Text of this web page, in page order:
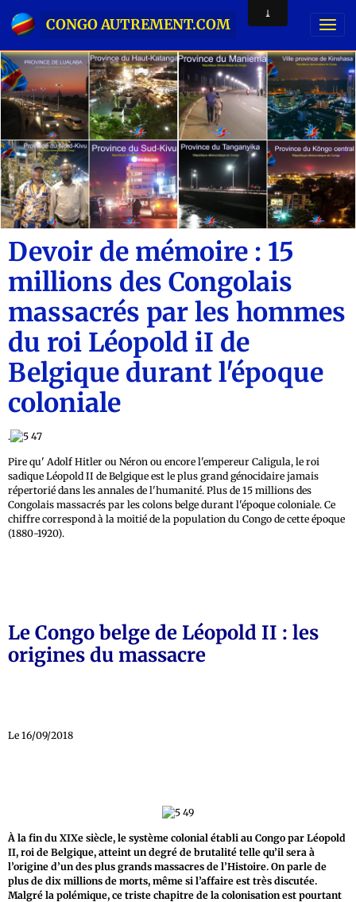
CONGO AUTREMENT.COM
Devoir de mémoire : 15
millions des Congolais
massacrés par les hommes
du roi Léopold iI de
Belgique durant l'époque
coloniale
.
Pire qu' Adolf Hitler ou Néron ou encore l'empereur Caligula, le roi
sadique Léopold II de Belgique est le plus grand génocidaire jamais
répertorié dans les annales de l'humanité. Plus de 15 millions des
Congolais massacrés par les colons belge durant l'époque coloniale. Ce
chiffre correspond à la moitié de la population du Congo de cette époque
(1880-1920).
Le Congo belge de Léopold II : les
origines du massacre
Le 16/09/2018
À la fin du XIXe siècle, le système colonial établi au Congo par Léopold
II, roi de Belgique, atteint un degré de brutalité telle qu’il sera à
l’origine d’un des plus grands massacres de l’Histoire. On parle de
plus de dix millions de morts, même si l’affaire est très discutée.
Malgré la polémique, ce triste chapitre de la colonisation est pourtant